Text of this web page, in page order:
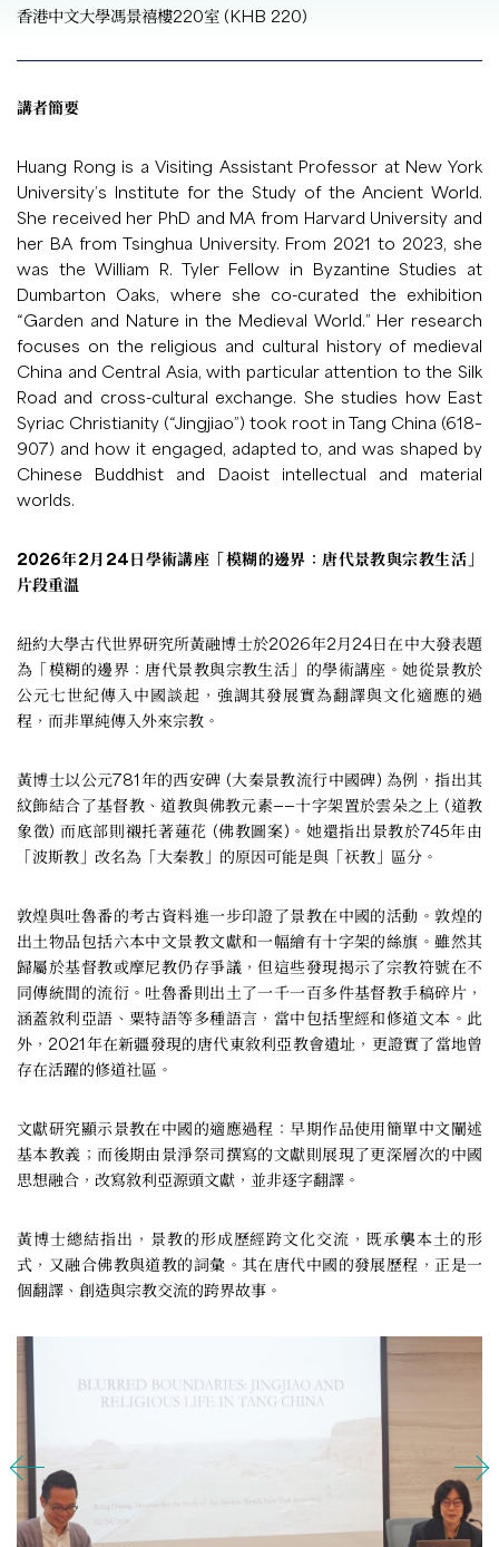
香港中文大學馮景禧樓220室 (KHB 220)
講者簡要
Huang Rong is a Visiting Assistant Professor at New York
University’s Institute for the Study of the Ancient World.
She received her PhD and MA from Harvard University and
her BA from Tsinghua University. From 2021 to 2023, she
was the William R. Tyler Fellow in Byzantine Studies at
Dumbarton Oaks, where she co-curated the exhibition
“Garden and Nature in the Medieval World.” Her research
focuses on the religious and cultural history of medieval
China and Central Asia, with particular attention to the Silk
Road and cross-cultural exchange. She studies how East
Syriac Christianity (“Jingjiao”) took root in Tang China (618–
907) and how it engaged, adapted to, and was shaped by
Chinese Buddhist and Daoist intellectual and material
worlds.
2026年2月24日學術講座「模糊的邊界：唐代景教與宗教生活」
片段重溫
紐約大學古代世界研究所黃融博士於2026年2月24日在中大發表題
為「模糊的邊界：唐代景教與宗教生活」的學術講座。她從景教於
公元七世紀傳入中國談起，強調其發展實為翻譯與文化適應的過
程，而非單純傳入外來宗教。
黃博士以公元781年的西安碑 (大秦景教流行中國碑) 為例，指出其
紋飾結合了基督教、道教與佛教元素——十字架置於雲朵之上 (道教
象徵) 而底部則襯托著蓮花 (佛教圖案)。她還指出景教於745年由
「波斯教」改名為「大秦教」的原因可能是與「祆教」區分。
敦煌與吐魯番的考古資料進一步印證了景教在中國的活動。敦煌的
出土物品包括六本中文景教文獻和一幅繪有十字架的絲旗。雖然其
歸屬於基督教或摩尼教仍存爭議，但這些發現揭示了宗教符號在不
同傳統間的流衍。吐魯番則出土了一千一百多件基督教手稿碎片，
涵蓋敘利亞語、粟特語等多種語言，當中包括聖經和修道文本。此
外，2021年在新疆發現的唐代東敘利亞教會遺址，更證實了當地曾
存在活躍的修道社區。
文獻研究顯示景教在中國的適應過程：早期作品使用簡單中文闡述
基本教義；而後期由景淨祭司撰寫的文獻則展現了更深層次的中國
思想融合，改寫敘利亞源頭文獻，並非逐字翻譯。
黃博士總結指出，景教的形成歷經跨文化交流，既承襲本土的形
式，又融合佛教與道教的詞彙。其在唐代中國的發展歷程，正是一
個翻譯、創造與宗教交流的跨界故事。